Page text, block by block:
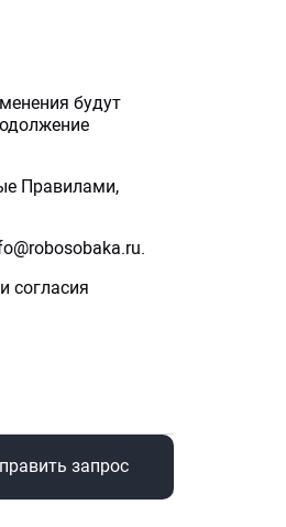
будут
Правилами,
согласия
запрос